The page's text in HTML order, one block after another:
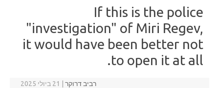
If this is the police
"investigation" of Miri Regev,
it would have been better not
to open it at all.
רביב דרוקר 21 ביולי 2025